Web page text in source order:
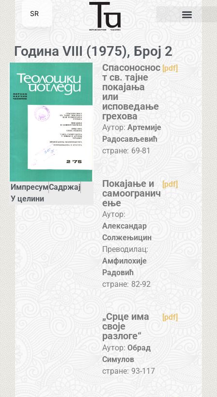
Година VIII (1975), Број 2
ИмпресумСадржај
У целини
Спасоноснос
т св. тајне
покајања
или
исповедање
грехова
[pdf]
Аутор: Артемије
Радосављевић
стране: 69-81
Покајање и
самоогранич
ење
[pdf]
Аутор:
Александар
Солжењицин
Преводилац:
Амфилохије
Радовић
стране: 82-92
„Срце има
своје
разлоге“
[pdf]
Аутор: Обрад
Симулов
стране: 93-117
SR
EN